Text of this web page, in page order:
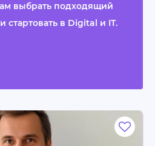
выбрать подходящий
стартовать в Digital и IT.